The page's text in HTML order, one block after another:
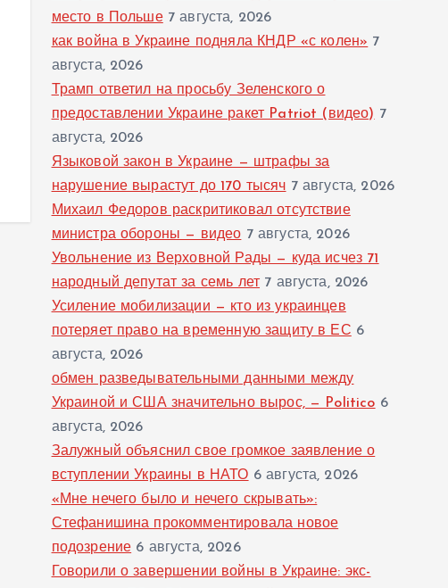
место в Польше 7 августа, 2026
как война в Украине подняла КНДР «с колен» 7
августа, 2026
Трамп ответил на просьбу Зеленского о
предоставлении Украине ракет Patriot (видео) 7
августа, 2026
Языковой закон в Украине — штрафы за
нарушение вырастут до 170 тысяч 7 августа, 2026
Михаил Федоров раскритиковал отсутствие
министра обороны — видео 7 августа, 2026
Увольнение из Верховной Рады — куда исчез 71
народный депутат за семь лет 7 августа, 2026
Усиление мобилизации — кто из украинцев
потеряет право на временную защиту в ЕС 6
августа, 2026
обмен разведывательными данными между
Украиной и США значительно вырос, — Politico 6
августа, 2026
Залужный объяснил свое громкое заявление о
вступлении Украины в НАТО 6 августа, 2026
«Мне нечего было и нечего скрывать»:
Стефанишина прокомментировала новое
подозрение 6 августа, 2026
Говорили о завершении войны в Украине: экс-